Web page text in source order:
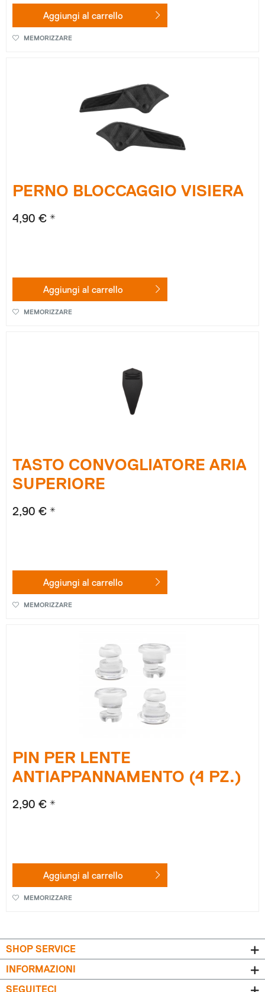
Aggiungi al carrello
MEMORIZZARE
PERNO BLOCCAGGIO VISIERA
4,90 € *
Aggiungi al carrello
MEMORIZZARE
TASTO CONVOGLIATORE ARIA
SUPERIORE
2,90 € *
Aggiungi al carrello
MEMORIZZARE
PIN PER LENTE
ANTIAPPANNAMENTO (4 PZ.)
2,90 € *
Aggiungi al carrello
MEMORIZZARE
SHOP SERVICE
INFORMAZIONI
SEGUITECI